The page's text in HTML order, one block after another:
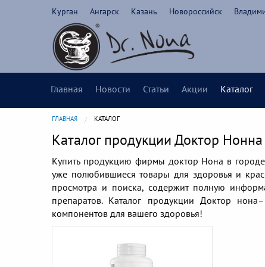
Курган Ангарск Казань Новороссийск
Главная Новости Статьи Акции Каталог
ГЛАВНАЯ CURRENT:
КАТАЛОГ
Каталог продукции Доктор
Купить продукцию фирмы доктор Нона в
уже полюбившиеся товары для здоровья и
просмотра и поиска, содержит полную
препаратов. Каталог продукции Доктор
компонентов для вашего здоровья!